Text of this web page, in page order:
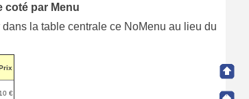
coté par Menu
la table centrale ce NoMenu au lieu du
10 €